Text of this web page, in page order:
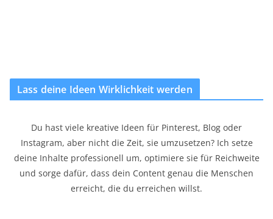
Lass deine Ideen Wirklichkeit werden
Du hast viele kreative Ideen für Pinterest, Blog oder
Instagram, aber nicht die Zeit, sie umzusetzen? Ich setze
deine Inhalte professionell um, optimiere sie für Reichweite
und sorge dafür, dass dein Content genau die Menschen
erreicht, die du erreichen willst.